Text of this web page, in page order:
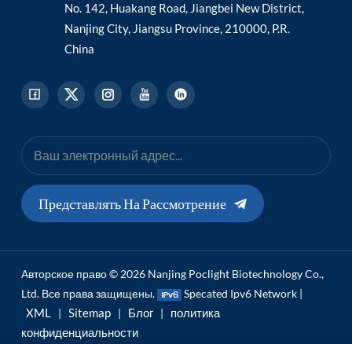
No. 142, Huakang Road, Jiangbei New District,
Nanjing City, Jiangsu Province, 210000, P.R.
China
Представлять На Рассмотрение
Авторское право © 2026 Nanjing Poclight Biotechnology Co.,
Ltd. Все права защищены.
Specated Ipv6 Network |
XML | Sitemap | Блог |
политика
конфиденциальности